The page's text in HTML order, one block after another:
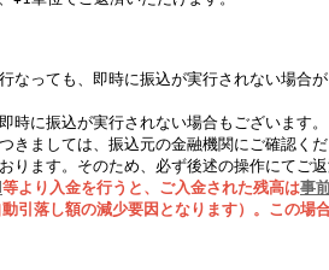
なっても、即時に振込が実行されない場合
即時に振込が実行されない場合もございます。
ましては、振込元の金融機関にご確認くだ
ります。そのため、 必ず後述の操作にてご
等より入金を行うと、ご入金された残高は事
引落し額の減少要因となります）。この場